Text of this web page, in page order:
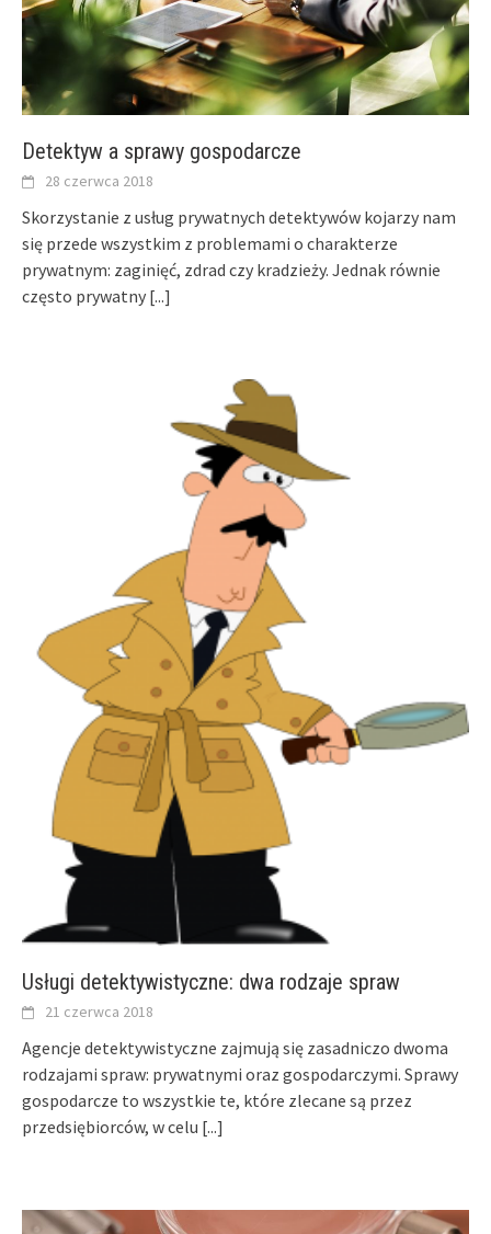
Detektyw a sprawy gospodarcze
28 czerwca 2018
Skorzystanie z usług prywatnych detektywów kojarzy nam
się przede wszystkim z problemami o charakterze
prywatnym: zaginięć, zdrad czy kradzieży. Jednak równie
często prywatny [...]
Usługi detektywistyczne: dwa rodzaje spraw
21 czerwca 2018
Agencje detektywistyczne zajmują się zasadniczo dwoma
rodzajami spraw: prywatnymi oraz gospodarczymi. Sprawy
gospodarcze to wszystkie te, które zlecane są przez
przedsiębiorców, w celu [...]